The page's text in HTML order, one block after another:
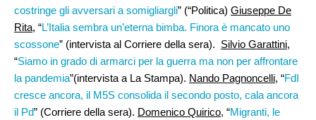
costringe gli avversari a somigliargli” (“Politica) Giuseppe De
Rita, “L’Italia sembra un’eterna bimba. Finora è mancato uno
scossone” (intervista al Corriere della sera). Silvio Garattini,
“Siamo in grado di armarci per la guerra ma non per affrontare
la pandemia”(intervista a La Stampa). Nando Pagnoncelli, “FdI
cresce ancora, il M5S consolida il secondo posto, cala ancora
il Pd” (Corriere della sera). Domenico Quirico, “Migranti, le